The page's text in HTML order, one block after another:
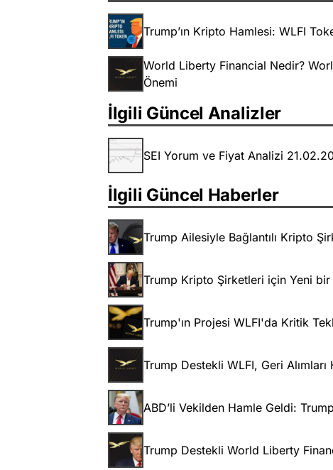
Trump’ın Kripto Hamlesi: WLFI
World Liberty Financial Nedir?
Önemi
İlgili Güncel Analizler
SEI Yorum ve Fiyat Analizi
İlgili Güncel Haberler
Trump Ailesiyle Bağlantılı Kripto
Trump Kripto Şirketleri için Yeni bir
Trump'ın Projesi WLFI'da Kritik
Trump Destekli WLFI, Geri Alımları
ABD’li Vekilden Hamle Geldi:
Trump Destekli World Liberty